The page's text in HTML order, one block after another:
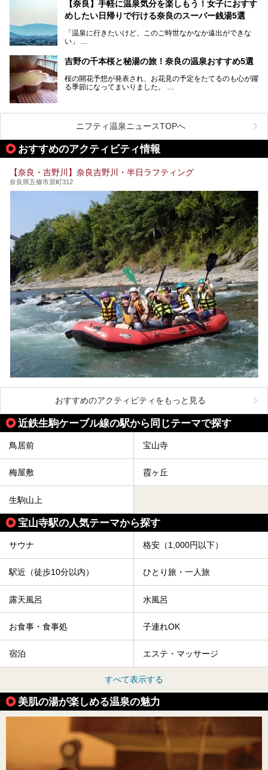
待できます。今回はそんな岩盤浴にこだわった、奈良県内の
オススメ温泉・銭湯・スパ3ヶ所を紹介させていただきま
【奈良】手軽に温泉気分を楽しもう！女子におすす
めしたい日帰りで行ける奈良のスーパー銭湯5選
「温泉に行きたいけど、このご時世なかなか遠出ができな
い」
そんな方も多いのではないでしょうか？
お宿に泊まって観光地を巡るような温泉旅行がしたいけど、
まとまった時間が取れない時もありますよね。
芯までじんわり温まってリラックス効果も抜群。
今回は、奈良で行けるおすすめのスーパー銭湯を5つご紹介
したいと思います。
吉野の千本桜と秘湯の旅！奈良の温泉おすすめ5選
桜の開花予想が発表され、お花見の予定をたてるのも心が躍
る季節になってまいりました。
まれるくらい日本人の心を捉えて離さない名所中の名所があ
ります。それは奈良県の吉野山。
す。また吉野山を含む「紀伊山地の霊場と参詣道」はユネス
コの世界遺産に登録されており、修験道の霊場として荘厳な
開湯300年と歴史のある霊験あらたかな吉野の湯で、春を感
今回は奈良県吉野のおすすめ温泉を紹介いたします！
ニフティ温泉ニュースTOPへ
おすすめのアクティビティ情報
【奈良・吉野川】奈良吉野川・半日ラフティング
奈良県五條市原町312
おすすめのアクティビティをもっと見る
近鉄生駒ケーブル線の駅から同じテーマで探す
鳥居前 宝山寺
梅屋敷 霞ヶ丘
生駒山上
宝山寺駅の人気テーマから探す
サウナ 格安（1,000円以下）
駅近（徒歩10分以内） ひとり旅・一人旅
露天風呂 水風呂
お食事・食事処 子連れOK
宿泊 エステ・マッサージ
すべて表示する
美肌の湯が楽しめる温泉の魅力